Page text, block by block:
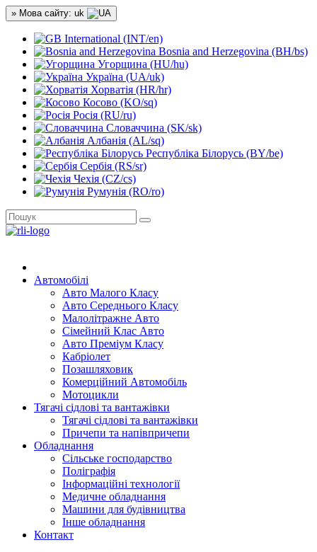
» Мова сайту: uk
International (INT/en)
Bosnia and Herzegovina (BH/bs)
Угорщина (HU/hu)
Україна (UA/uk)
Хорватія (HR/hr)
Косово (KO/sq)
Росія (RU/ru)
Словаччина (SK/sk)
Албанія (AL/sq)
Республіка Білорусь (BY/be)
Сербія (RS/sr)
Чехія (CZ/cs)
Румунія (RO/ro)
Автомобілі
Авто Малого Класу
Авто Середнього Класу
Малолітражне Авто
Сімейний Клас Авто
Авто Преміум Класу
Кабріолет
Позашляховик
Комерційний Автомобіль
Мотоцикли
Тягачі сідлові та вантажівки
Тягачі сідлові та вантажівки
Причепи та напівпричепи
Обладнання
Сільське господарство
Поліграфія
Інформаційні технології
Медичне обладнання
Машини для будівництва
Інше обладнання
Контакт